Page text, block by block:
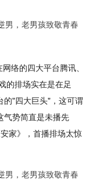
络的四大平台腾讯、
的排场实在是在足
的"四大巨头"，这可谓
气势简直是未播先
家》，首播排场太惊